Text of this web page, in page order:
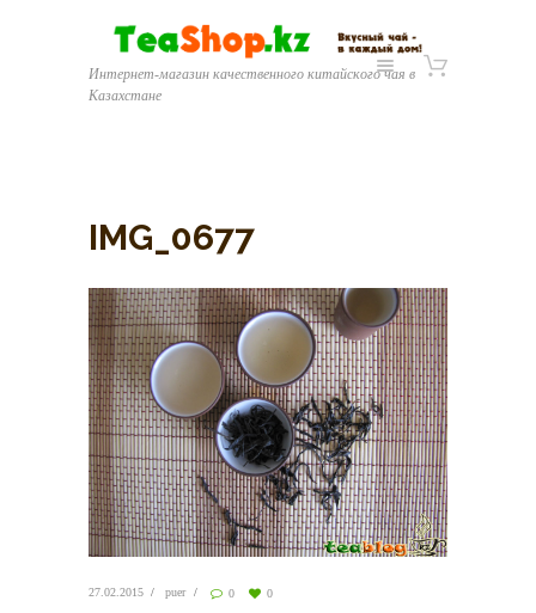
Интернет-магазин качественного китайского чая в
Казахстане
IMG_0677
27.02.2015 puer 0 0